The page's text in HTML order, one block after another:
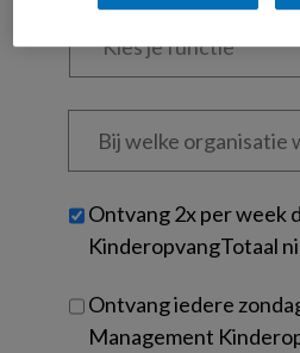
Kies
je
Bij
welke
je?
Untitled
Ontvang 2x per week
KinderopvangTotaal
Ontvang iedere
Management